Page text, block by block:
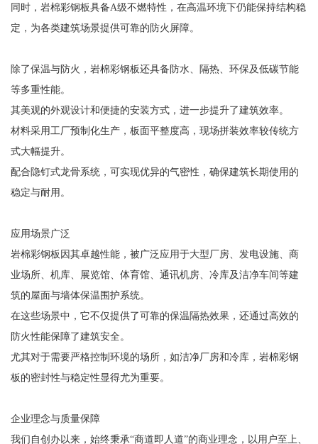
同时，岩棉彩钢板具备A级不燃特性，在高温环境下仍能保持结构稳
定，为各类建筑场景提供可靠的防火屏障。
除了保温与防火，岩棉彩钢板还具备防水、隔热、环保及低碳节能
等多重性能。
其美观的外观设计和便捷的安装方式，进一步提升了建筑效率。
材料采用工厂预制化生产，板面平整度高，现场拼装效率较传统方
式大幅提升。
配合隐钉式龙骨系统，可实现优异的气密性，确保建筑长期使用的
稳定与耐用。
应用场景广泛
岩棉彩钢板因其卓越性能，被广泛应用于大型厂房、发电设施、商
业场所、机库、展览馆、体育馆、通讯机房、冷库及洁净车间等建
筑的屋面与墙体保温围护系统。
在这些场景中，它不仅提供了可靠的保温隔热效果，还通过高效的
防火性能保障了建筑安全。
尤其对于需要严格控制环境的场所，如洁净厂房和冷库，岩棉彩钢
板的密封性与稳定性显得尤为重要。
企业理念与质量保障
我们自创办以来，始终秉承“商道即人道”的商业理念，以用户至上、